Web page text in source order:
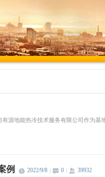
源地能热冷技术服务有限公司作为基
例 2022/9/8 0
39932